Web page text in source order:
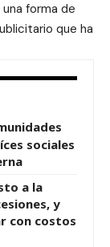
forma de
que ha
sociales
a la
y
con costos